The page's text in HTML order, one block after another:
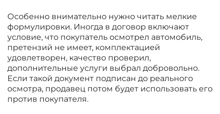
Особенно внимательно нужно читать мелкие
формулировки. Иногда в договор включают
условие, что покупатель осмотрел автомобиль,
претензий не имеет, комплектацией
удовлетворен, качество проверил,
дополнительные услуги выбрал добровольно.
Если такой документ подписан до реального
осмотра, продавец потом будет использовать его
против покупателя.